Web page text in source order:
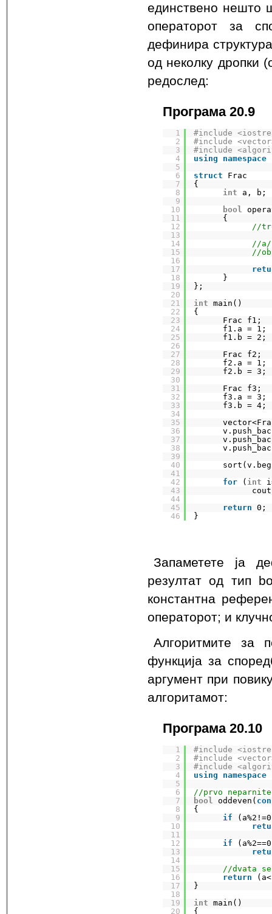
единствено нешто
операторот за
дефинира
од неколку дропки
редослед:
Програма 20.9
1
2
3
4
5
6
7
8
9
10
11
12
13
14
15
16
17
18
19
20
21
22
23
24
25
26
27
28
29
30
31
32
33
34
35
36
37
38
39
40
41
42
43
44
45
46
#include
#include
#include
using
namespace
struct
Frac
{
int
a, b;
bool
{
//
//a/
//
}
};
int main()
{
Frac f1;
f1.a = 1;
f1.b = 2;
Frac f2;
f2.a = 1;
f2.b = 3;
Frac f3;
f3.a = 3;
f3.b = 4;
for
( int
return 0;
}
Запаметете ја
резултат од тип
константна
операторот; и
Алгоритмите за
функција за
аргумент при
алгоритамот:
Програма 20.10
1
2
3
4
5
6
7
8
9
10
11
12
13
14
15
16
17
18
19
20
#include
#include
#include
using
namespace
//prvo
bool oddeven(
{
if
if
//dvata
return
}
int main()
{